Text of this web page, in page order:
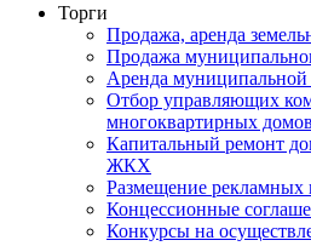
Торги
Продажа, аренда
Продажа
Аренда муниципальной
Отбор управляющих
многоквартирных домов
Капитальный ремонт
ЖКХ
Размещение рекламных
Концессионные
Конкурсы на